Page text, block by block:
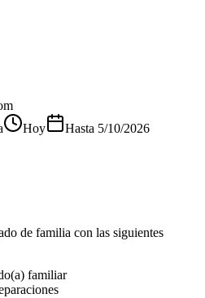
Hoy Hasta 5/10/2026
de familia con las siguientes
familiar